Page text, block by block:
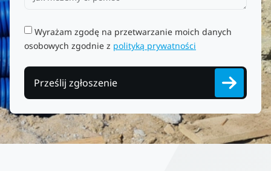
Wyrażam zgodę na przetwarzanie moich danych
osobowych zgodnie z polityką prywatności
Prześlij zgłoszenie